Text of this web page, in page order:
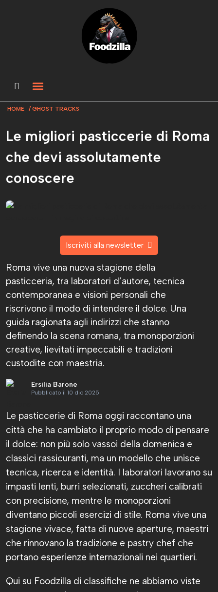
HOME GHOST TRACKS
Le migliori pasticcerie di Roma
che devi assolutamente
conoscere
Iscriviti alla newsletter
Roma vive una nuova stagione della
pasticceria, tra laboratori d’autore, tecnica
contemporanea e visioni personali che
riscrivono il modo di intendere il dolce. Una
guida ragionata agli indirizzi che stanno
definendo la scena romana, tra monoporzioni
creative, lievitati impeccabili e tradizioni
custodite con maestria.
Ersilia Barone
Pubblicato il 10 dic 2025
Le pasticcerie di Roma oggi raccontano una
città che ha cambiato il proprio modo di pensare
il dolce: non più solo vassoi della domenica e
classici rassicuranti, ma un modello che unisce
tecnica, ricerca e identità. I laboratori lavorano su
impasti lenti, burri selezionati, zuccheri calibrati
con precisione, mentre le monoporzioni
diventano piccoli esercizi di stile. Roma vive una
stagione vivace, fatta di nuove aperture, maestri
che rinnovano la tradizione e pastry chef che
portano esperienze internazionali nei quartieri.
Qui su Foodzilla di classifiche ne abbiamo viste